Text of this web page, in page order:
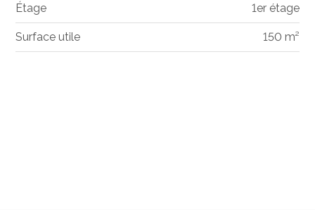
Étage 1er étage
Surface utile 150 m²